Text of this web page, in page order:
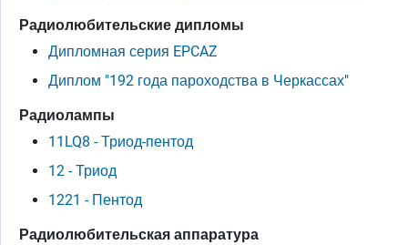
Радиолюбительские дипломы
Дипломная серия EPCAZ
Диплом "192 года пароходства в Черкассах"
Радиолампы
11LQ8 - Триод-пентод
12 - Триод
1221 - Пентод
Радиолюбительская аппаратура